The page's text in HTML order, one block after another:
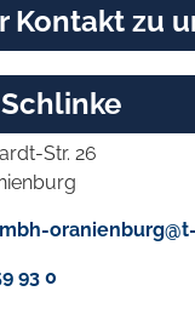
Kontakt zu
Str. 26
93 0